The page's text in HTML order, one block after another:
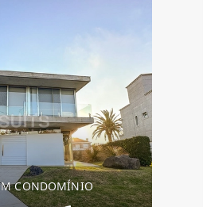
CONDOMÍNIO